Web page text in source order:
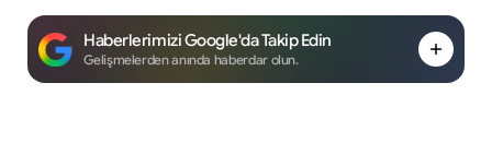
Haberlerimizi Google'da Takip Edin
Gelişmelerden anında haberdar olun.